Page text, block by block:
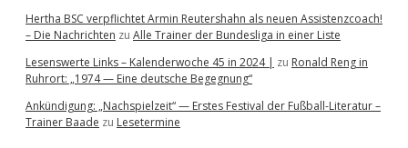
Hertha BSC verpflichtet Armin Reutershahn als neuen Assistenzcoach!
– Die Nachrichten zu Alle Trainer der Bundesliga in einer Liste
Lesenswerte Links – Kalenderwoche 45 in 2024 | zu Ronald Reng in
Ruhrort: „1974 — Eine deutsche Begegnung“
Ankündigung: „Nachspielzeit“ — Erstes Festival der Fußball-Literatur –
Trainer Baade zu Lesetermine